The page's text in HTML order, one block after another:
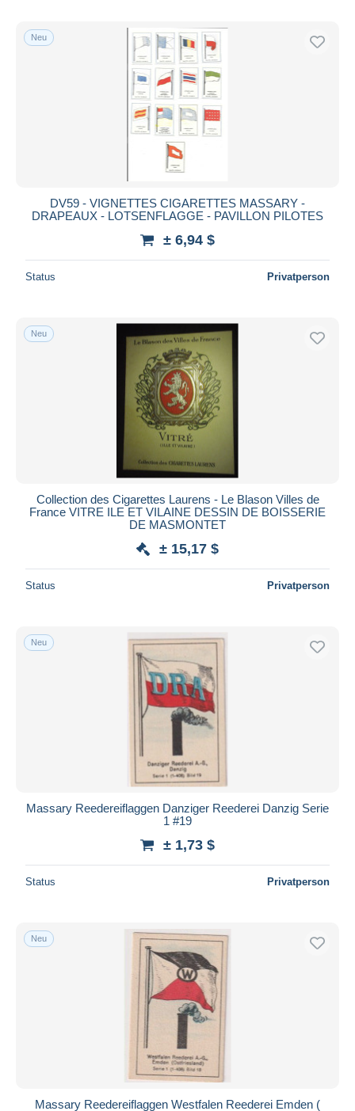
Neu
DV59 - VIGNETTES CIGARETTES MASSARY -
DRAPEAUX - LOTSENFLAGGE - PAVILLON PILOTES
± 6,94 $
Status Privatperson
Neu
Collection des Cigarettes Laurens - Le Blason Villes de
France VITRE ILE ET VILAINE DESSIN DE BOISSERIE
DE MASMONTET
± 15,17 $
Status Privatperson
Neu
Massary Reedereiflaggen Danziger Reederei Danzig Serie
1 #19
± 1,73 $
Status Privatperson
Neu
Massary Reedereiflaggen Westfalen Reederei Emden (